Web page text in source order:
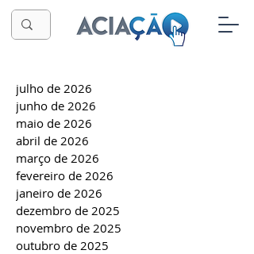
julho de 2026
junho de 2026
maio de 2026
abril de 2026
março de 2026
fevereiro de 2026
janeiro de 2026
dezembro de 2025
novembro de 2025
outubro de 2025